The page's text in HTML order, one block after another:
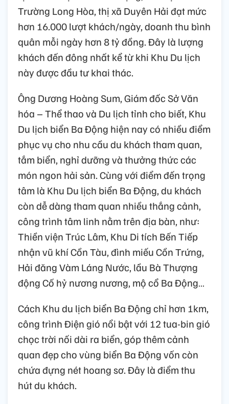
Trường Long Hòa, thị xã Duyên Hải đạt mức
hơn 16.000 lượt khách/ngày, doanh thu bình
quân mỗi ngày hơn 8 tỷ đồng. Đây là lượng
khách đến đông nhất kể từ khi Khu Du lịch
này được đầu tư khai thác.
Ông Dương Hoàng Sum, Giám đốc Sở Văn
hóa – Thể thao và Du lịch tỉnh cho biết, Khu
Du lịch biển Ba Động hiện nay có nhiều điểm
phục vụ cho nhu cầu du khách tham quan,
tắm biển, nghỉ dưỡng và thưởng thức các
món ngon hải sản. Cùng với điểm đến trọng
tâm là Khu Du lịch biển Ba Động, du khách
còn dễ dàng tham quan nhiều thắng cảnh,
công trình tâm linh nằm trên địa bàn, như:
Thiền viện Trúc Lâm, Khu Di tích Bến Tiếp
nhận vũ khí Cồn Tàu, đình miếu Cồn Trứng,
Hải đăng Vàm Láng Nước, lầu Bà Thượng
động Cố hỷ nương nương, mộ cổ Ba Động…
Cách Khu du lịch biển Ba Động chỉ hơn 1km,
công trình Điện gió nổi bật với 12 tua-bin gió
chọc trời nối dài ra biển, góp thêm cảnh
quan đẹp cho vùng biển Ba Động vốn còn
chứa đựng nét hoang sơ. Đây là điểm thu
hút du khách.